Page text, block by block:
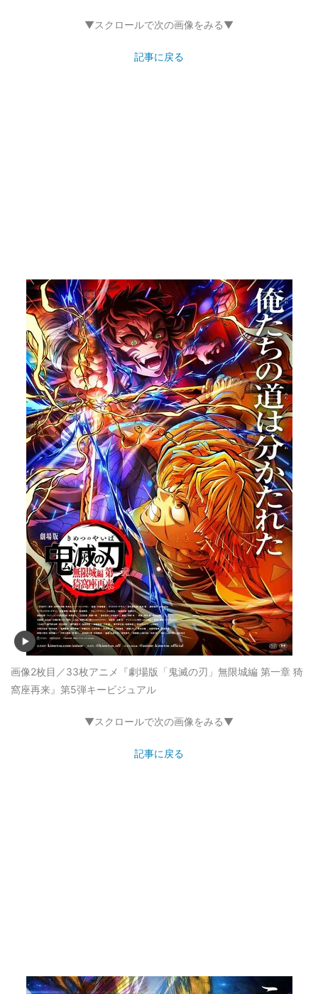
▼スクロールで次の画像をみる▼
記事に戻る
画像2枚目／33枚アニメ『劇場版「鬼滅の刃」無限城編 第一章 猗
窩座再来』第5弾キービジュアル
▼スクロールで次の画像をみる▼
記事に戻る